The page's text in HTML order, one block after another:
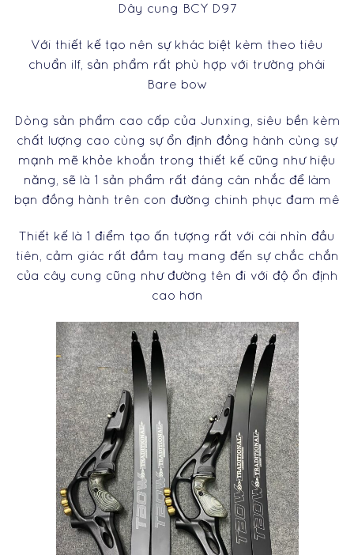
Dây cung BCY D97
Với thiết kế tạo nên sự khác biệt kèm theo tiêu
chuẩn ilf, sản phẩm rất phù hợp với trường phái
Bare bow
Dòng sản phẩm cao cấp của Junxing, siêu bền kèm
chất lượng cao cùng sự ổn định đồng hành cùng sự
mạnh mẽ khỏe khoắn trong thiết kế cũng như hiệu
năng, sẽ là 1 sản phẩm rất đáng cân nhắc để làm
bạn đồng hành trên con đường chinh phục đam mê
Thiết kế là 1 điểm tạo ấn tượng rất với cái nhìn đầu
tiên, cảm giác rất đầm tay mang đến sự chắc chắn
của cây cung cũng như đường tên đi với độ ổn định
cao hơn